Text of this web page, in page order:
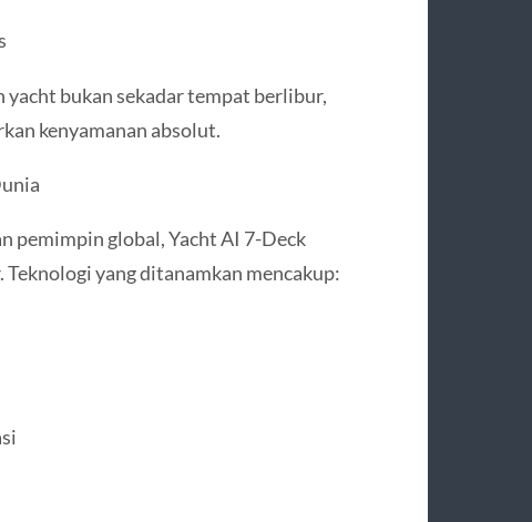
bukan sekadar tempat berlibur,
kenyamanan absolut.
pemimpin global, Yacht AI 7-Deck
yang ditanamkan mencakup: